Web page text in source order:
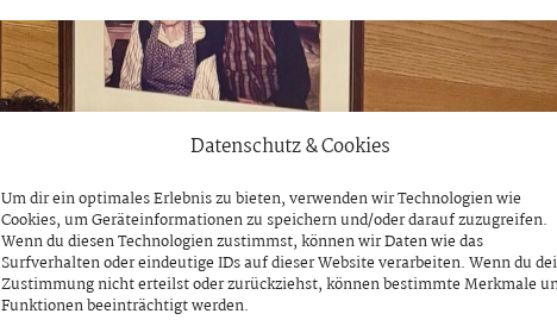
Datenschutz & Cookies
Um dir ein optimales Erlebnis zu bieten, verwenden wir Technologien wie
Cookies, um Geräteinformationen zu speichern und/oder darauf zuzugreifen.
Wenn du diesen Technologien zustimmst, können wir Daten wie das
Surfverhalten oder eindeutige IDs auf dieser Website verarbeiten. Wenn du
Zustimmung nicht erteilst oder zurückziehst, können bestimmte Merkmale
Funktionen beeinträchtigt werden.